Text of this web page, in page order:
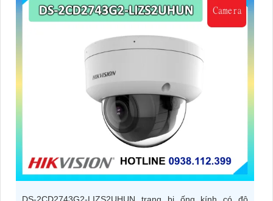
DS-2CD2743G2-LIZS2UHUN trang bị ống kính có độ